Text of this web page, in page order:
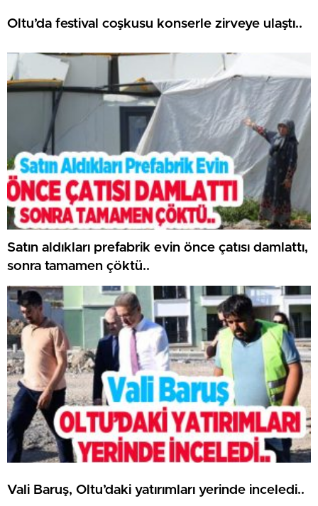
Oltu’da festival coşkusu konserle zirveye ulaştı..
Satın aldıkları prefabrik evin önce çatısı damlattı,
sonra tamamen çöktü..
Vali Baruş, Oltu’daki yatırımları yerinde inceledi..